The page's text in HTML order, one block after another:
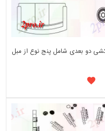
کشی دو بعدی شامل پنج نوع از مبل